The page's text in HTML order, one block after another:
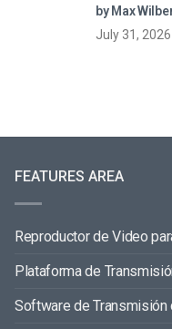
directo
by Max
July 31, 2026
FEATURES AREA
Reproductor de Video
Plataforma de
Software de Transmisión